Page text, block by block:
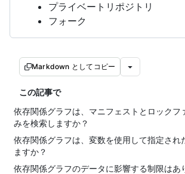
プライベートリポジトリ
フォーク
Markdown としてコピー
この記事で
依存関係グラフは、マニフェストとロックフ
みを検索しますか？
依存関係グラフは、変数を使用して指定され
ますか？
依存関係グラフのデータに影響する制限はあ